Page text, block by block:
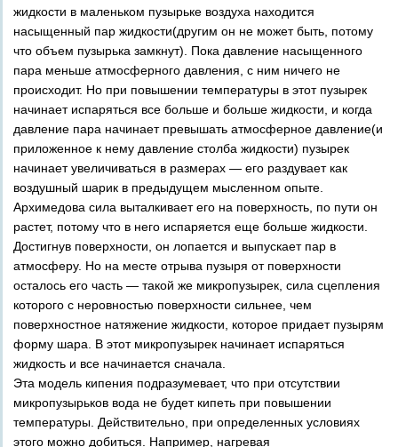
жидкости в маленьком пузырьке воздуха находится
насыщенный пар жидкости(другим он не может быть, потому
что объем пузырька замкнут). Пока давление насыщенного
пара меньше атмосферного давления, с ним ничего не
происходит. Но при повышении температуры в этот пузырек
начинает испаряться все больше и больше жидкости, и когда
давление пара начинает превышать атмосферное давление(и
приложенное к нему давление столба жидкости) пузырек
начинает увеличиваться в размерах — его раздувает как
воздушный шарик в предыдущем мысленном опыте.
Архимедова сила выталкивает его на поверхность, по пути он
растет, потому что в него испаряется еще больше жидкости.
Достигнув поверхности, он лопается и выпускает пар в
атмосферу. Но на месте отрыва пузыря от поверхности
осталось его часть — такой же микропузырек, сила сцепления
которого с неровностью поверхности сильнее, чем
поверхностное натяжение жидкости, которое придает пузырям
форму шара. В этот микропузырек начинает испаряться
жидкость и все начинается сначала.
Эта модель кипения подразумевает, что при отсутствии
микропузырьков вода не будет кипеть при повышении
температуры. Действительно, при определенных условиях
этого можно добиться. Например, нагревая